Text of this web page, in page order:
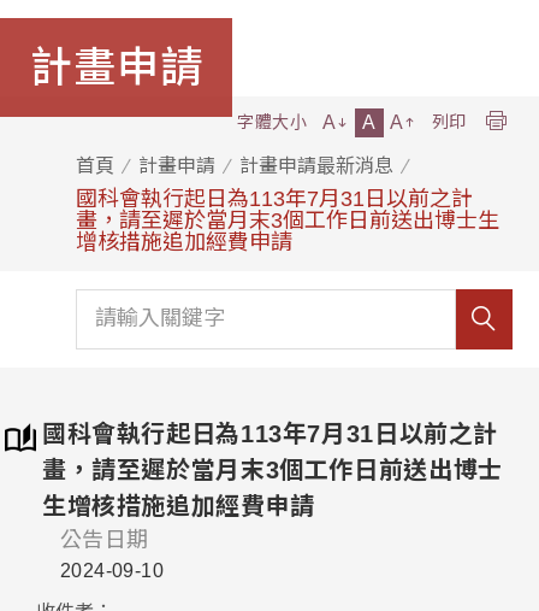
計畫申請
首頁 計畫申請 計畫申請最新消息
國科會執行起日為113年7月31日以前之計
畫，請至遲於當月末3個工作日前送出博士生
增核措施追加經費申請
字體大小 A A A 列印
國科會執行起日為113年7月31日以前之計
畫，請至遲於當月末3個工作日前送出博士
生增核措施追加經費申請
公告日期
2024-09-10